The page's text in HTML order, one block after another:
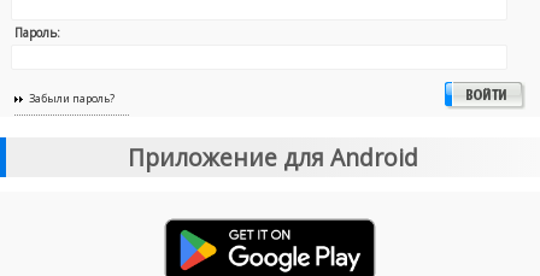
Пароль:
Забыли пароль?
Приложение для Android